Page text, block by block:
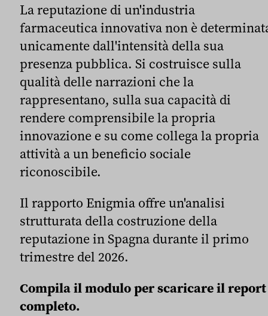
La reputazione di un'industria
farmaceutica innovativa non è
unicamente dall'intensità della sua
presenza pubblica. Si costruisce sulla
qualità delle narrazioni che la
rappresentano, sulla sua capacità di
rendere comprensibile la propria
innovazione e su come collega la propria
attività a un beneficio sociale
riconoscibile.
Il rapporto Enigmia offre un'analisi
strutturata della costruzione della
reputazione in Spagna durante il primo
trimestre del 2026.
Compila il modulo per scaricare il report
completo.